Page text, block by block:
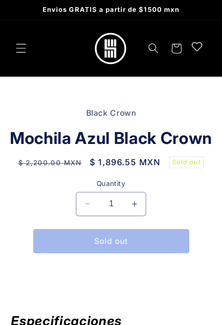
Skip toEnvios GRATIS a partir de $1500 mxn
Cart
Black Crown
Mochila Azul Black Crown
Regular
$ 2,200.00 MXN
Sale
$ 1,896.55 MXN Sold out
Quantity
Decrease
quantity
for
Mochila
Azul
Increase
quantity
for
Azul
Sold out
Especificaciones